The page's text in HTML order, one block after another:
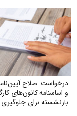
درخواست اصلاح
و اساسنامه کانون‌های
بازنشسته برای